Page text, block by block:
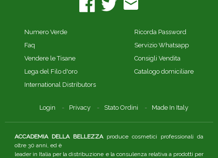
Numero Verde
Faq
Vendere le Tisane
Lega del Filo d'oro
International Distributors
Ricorda Password
Servizio Whatsapp
Consigli Vendita
Catalogo domiciliare
Login Privacy Stato Ordini Made In Italy
ACCADEMIA DELLA BELLEZZAproduce cosmetici professionali da
oltre 30 anni, ed è
leader in Italia per la distribuzione e la consulenza relativa a prodotti per